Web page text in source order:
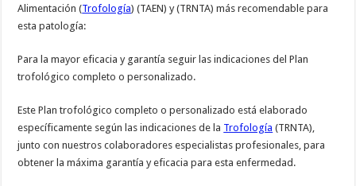
Alimentación (Trofología) (TAEN) y (TRNTA) más recomendable para
esta patología:
Para la mayor eficacia y garantía seguir las indicaciones del Plan
trofológico completo o personalizado.
Este Plan trofológico completo o personalizado está elaborado
específicamente según las indicaciones de la Trofología (TRNTA),
junto con nuestros colaboradores especialistas profesionales, para
obtener la máxima garantía y eficacia para esta enfermedad.